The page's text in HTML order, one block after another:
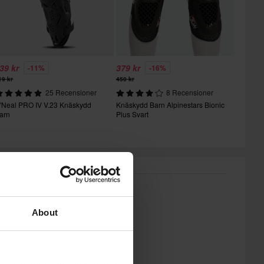
About
kr -11%
kr
25 Recensioner
PRO IV V.23 Knäskydd
379 kr -16%
450 kr
8 Recensioner
Knäskydd Barn Alpinestars Bionic
Plus Svart